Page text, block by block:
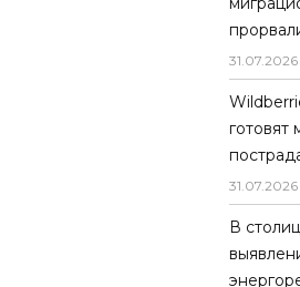
31.07.2026
31.07.2026
В